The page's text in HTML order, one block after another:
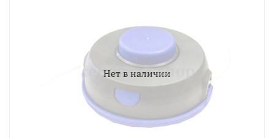
Нет в наличии